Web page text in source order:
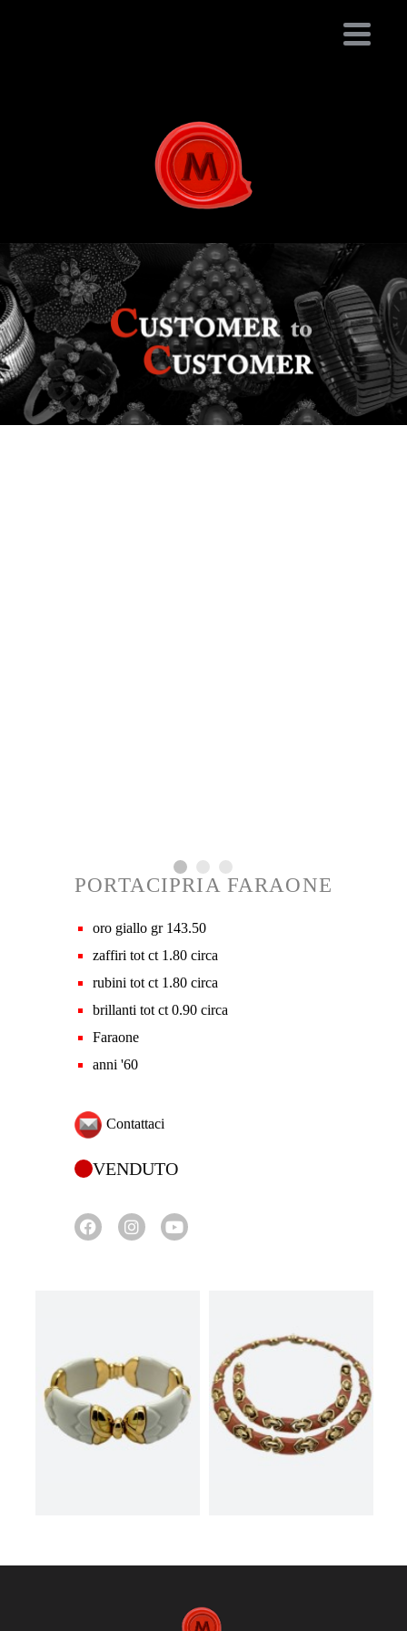
PORTACIPRIA FARAONE
oro giallo gr 143.50
zaffiri tot ct 1.80 circa
rubini tot ct 1.80 circa
brillanti tot ct 0.90 circa
Faraone
anni '60
Contattaci
VENDUTO